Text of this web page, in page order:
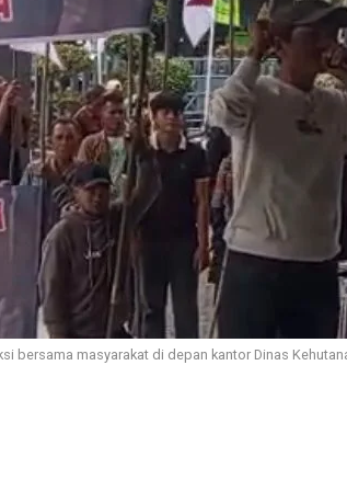
bersama masyarakat di depan kantor Dinas